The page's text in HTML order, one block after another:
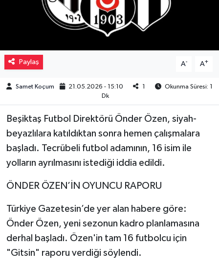
Paylaş A- A+
Samet Koçum 21.05.2026 - 15:10 1
Okunma Süresi: 1
Dk
Beşiktaş Futbol Direktörü Önder Özen, siyah-
beyazlılara katıldıktan sonra hemen çalışmalara
başladı. Tecrübeli futbol adamının, 16 isim ile
yolların ayrılmasını istediği iddia edildi.
ÖNDER ÖZEN’İN OYUNCU RAPORU
Türkiye Gazetesin’de yer alan habere göre:
Önder Özen, yeni sezonun kadro planlamasına
derhal başladı. Özen'in tam 16 futbolcu için
"Gitsin" raporu verdiği söylendi.
Piyasa
Sağlık
Sinemalar
Siyaset
Teknoloji
Türkiye
Video Haber
Yaşam